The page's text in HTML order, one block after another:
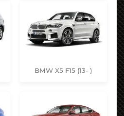
BMW X5 F15 (13- )